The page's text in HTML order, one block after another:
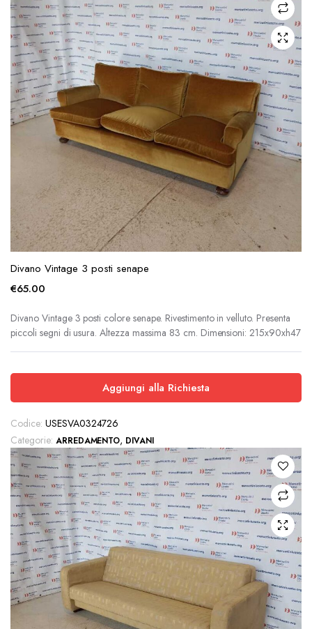
Divano Vintage 3 posti senape
€65.00
Divano Vintage 3 posti colore senape. Rivestimento in velluto. Presenta
piccoli segni di usura. Altezza massima 83 cm. Dimensioni: 215x90xh47
Aggiungi alla Richiesta
Codice: USESVA0324726
Categorie: ARREDAMENTO, DIVANI